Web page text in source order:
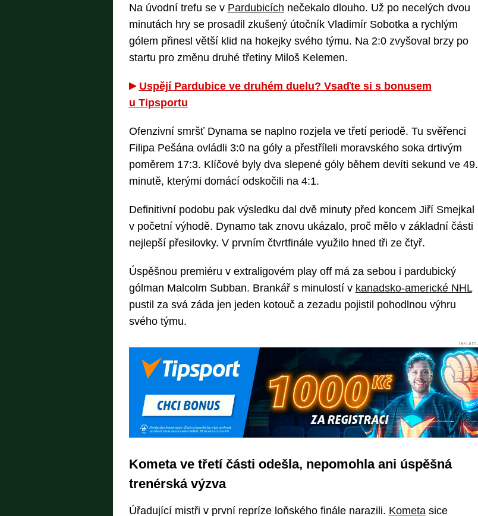
Na úvodní trefu se v Pardubicích nečekalo dlouho. Už po necelých dvou
minutách hry se prosadil zkušený útočník Vladimír Sobotka a rychlým
gólem přinesl větší klid na hokejky svého týmu. Na 2:0 zvyšoval brzy po
startu pro změnu druhé třetiny Miloš Kelemen.
Uspějí Pardubice ve druhém duelu? Vsaďte si s bonusem
u Tipsportu
Ofenzivní smršť Dynama se naplno rozjela ve třetí periodě. Tu svěřenci
Filipa Pešána ovládli 3:0 na góly a přestříleli moravského soka drtivým
poměrem 17:3. Klíčové byly dva slepené góly během devíti sekund ve 49.
minutě, kterými domácí odskočili na 4:1.
Definitivní podobu pak výsledku dal dvě minuty před koncem Jiří Smejkal
v početní výhodě. Dynamo tak znovu ukázalo, proč mělo v základní části
nejlepší přesilovky. V prvním čtvrtfinále využilo hned tři ze čtyř.
Úspěšnou premiéru v extraligovém play off má za sebou i pardubický
gólman Malcolm Subban. Brankář s minulostí v kanadsko-americké NHL
pustil za svá záda jen jeden kotouč a zezadu pojistil pohodlnou výhru
svého týmu.
Kometa ve třetí části odešla, nepomohla ani úspěšná
trenérská výzva
Úřadující mistři v první repríze loňského finále narazili. Kometasice